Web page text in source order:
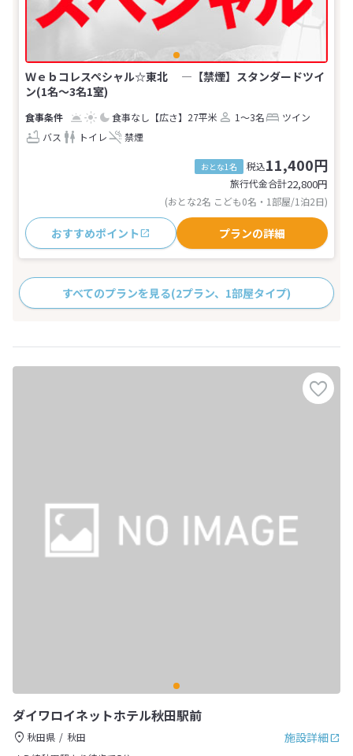
Ｗｅｂコレスペシャル☆東北 ―【禁煙】スタンダードツイ
ン(1名～3名1室)
食事なし 【広さ】27平米 1～3名
ツイン
バス
トイレ 禁煙
おとな1名 税込11,400円
旅行代金合計22,800円
(おとな2名 こども0名・1部屋/1泊2日)
おすすめポイント プランの詳細
すべてのプランを見る(2プラン、1部屋タイプ)
ダイワロイネットホテル秋田駅前
施設詳細
秋田県
秋田